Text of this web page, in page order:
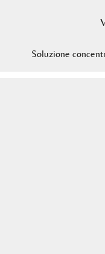
Soluzione